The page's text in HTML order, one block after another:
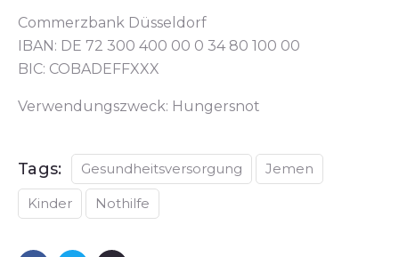
Commerzbank Düsseldorf
IBAN: DE 72 300 400 00 0 34 80 100 00
BIC: COBADEFFXXX
Verwendungszweck: Hungersnot
Tags: Gesundheitsversorgung Jemen
Kinder Nothilfe